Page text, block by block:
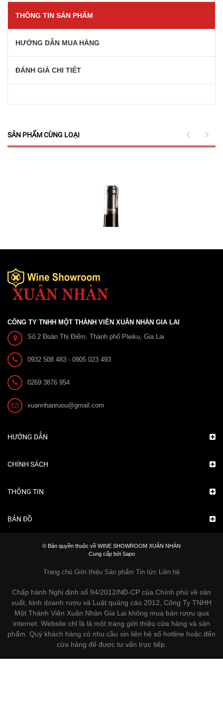
THÔNG TIN SẢN PHẨM
HƯỚNG DẪN MUA HÀNG
ĐÁNH GIÁ CHI TIẾT
SẢN PHẨM CÙNG LOẠI
Rượu vang Passion Cabernet Sauvignon 750ml 13,5%
Liên hệ
CÔNG TY TNHH MỘT THÀNH VIÊN XUÂN NHÀN GIA LAI
Số 2 Đoàn Thị Điểm, Thành phố Pleiku, Gia Lai
0932 508 483 - 0905 023 493
0269 3876 954
xuannhanruou@gmail.com
HƯỚNG DẪN
CHÍNH SÁCH
THÔNG TIN
BẢN ĐỒ
© Bản quyền thuộc về WINE SHOWROOM XUÂN NHÀN
Cung cấp bởi Sapo
Trang chủ Giới thiệu Sản phẩm Tin tức Liên hệ
Chấp hành Nghị định số 94/2012/NĐ-CP của Chính phủ về sản
xuất, kinh doanh rượu và Luật quảng cáo 2012, Công Ty TNHH
Một Thành Viên Xuân Nhàn Gia Lai không mua bán rượu qua
internet. Website chỉ là là một trang giới thiệu cửa hàng và sản
phẩm. Quý khách hàng có nhu cầu xin liên hệ số hotline hoặc đến
cửa hàng để được tư vấn trực tiếp.